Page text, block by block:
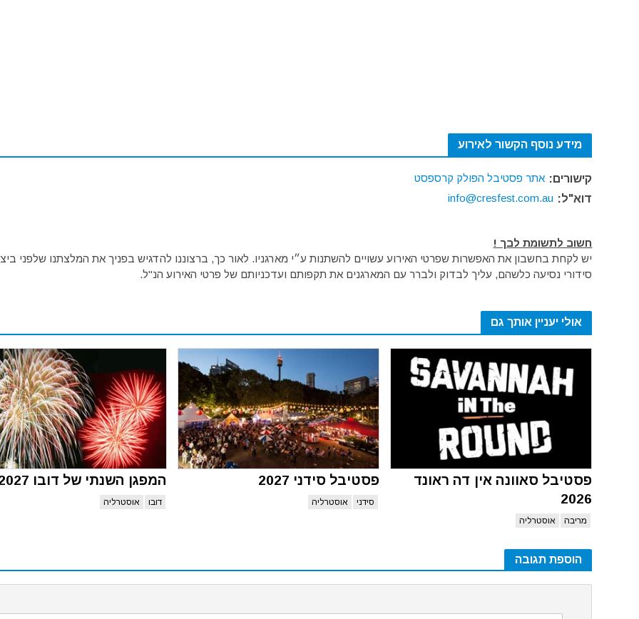
מידע נוסף הקשור לאירוע
קישורים: אתר פסטיבל הפולק קרספסט
דוא"ל: info@cresfest.com.au
חשוב לתשומת לבך !
יש לקחת בחשבון את האפשרות שפרטי האירוע עשויים להשתנות ע״י מארגניו. לאור כך, ברצוננו להדגיש בפניך את המלצתנו שלפני
סידורי נסיעה כלשהם, עליך לבדוק ולברר עם המארגנים את תקפותם ועדכניותם של פרטי האירוע הנ"ל.
אולי יעניין אותך גם
פסטיבל סאוונה אין דה ראונד
2026
מריבה אוסטרליה
פסטיבל סידני 2027
סידני אוסטרליה
המפגן השנתי של דובו 2027
דובו אוסטרליה
הוספת תגובה